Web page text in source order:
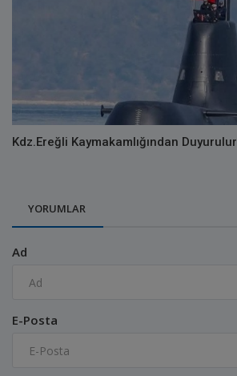
Kdz.Ereğli Kaymakamlığından Duyurulur
YORUMLAR
Ad
E-Posta